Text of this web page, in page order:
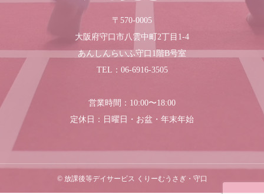
〒570-0005
大阪府守口市八雲中町2丁目1-4
あんしんらいふ守口1階B号室
TEL：06-6916-3505
営業時間：10:00〜18:00
定休日：日曜日・お盆・年末年始
© 放課後等デイサービス くりーむうさぎ・守口